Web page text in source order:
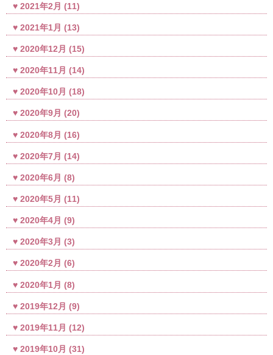
2021年2月 (11)
2021年1月 (13)
2020年12月 (15)
2020年11月 (14)
2020年10月 (18)
2020年9月 (20)
2020年8月 (16)
2020年7月 (14)
2020年6月 (8)
2020年5月 (11)
2020年4月 (9)
2020年3月 (3)
2020年2月 (6)
2020年1月 (8)
2019年12月 (9)
2019年11月 (12)
2019年10月 (31)